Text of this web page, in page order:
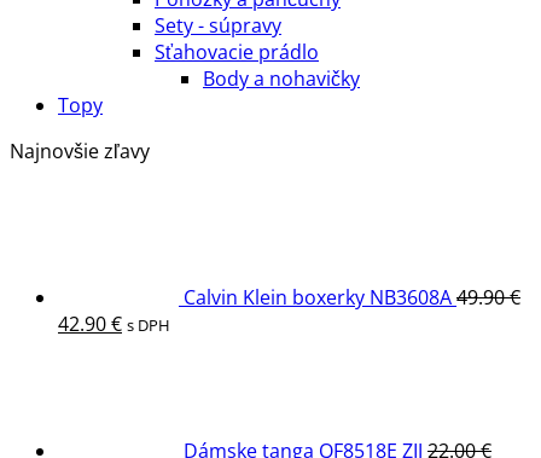
Sety - súpravy
Sťahovacie prádlo
Body a nohavičky
Topy
Najnovšie zľavy
Calvin Klein boxerky NB3608A49.90€
Pôvodná
42.90€Aktuálna
s DPH
Dámske tanga QF8518E ZIJ 22.00€